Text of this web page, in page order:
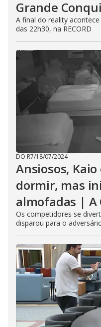
Grande
A final do reality
das 22h30, na RECORD
DO R7/18/07/2024
Ansiosos,
dormir, mas
almofadas | A
Os competidores se
disparou para o